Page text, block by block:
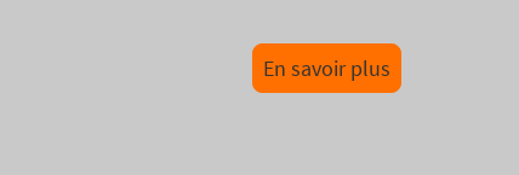
En savoir plus